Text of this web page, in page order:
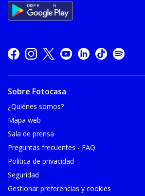
Sobre Fotocasa
¿Quiénes somos?
Mapa web
Sala de prensa
Preguntas frecuentes - FAQ
Política de privacidad
Seguridad
Gestionar preferencias y cookies